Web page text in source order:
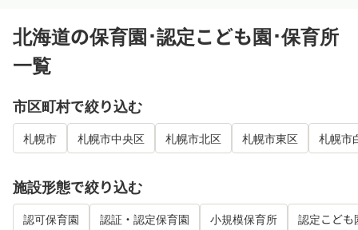
北海道の保育園･認定こども園･保育所
一覧
市区町村で絞り込む
札幌市 札幌市中央区 札幌市北区 札幌市東区 札幌市
施設形態で絞り込む
認可保育園 認証・認定保育園 小規模保育所 認定こども